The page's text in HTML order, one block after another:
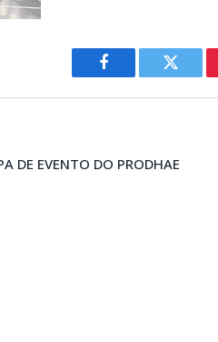
Facebook Twitter
DE EVENTO DO PRODHAE